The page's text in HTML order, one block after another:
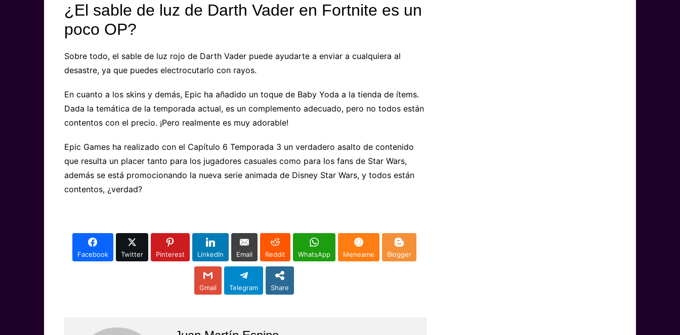
¿El sable de luz de Darth Vader en Fortnite es un
poco OP?
Sobre todo, el sable de luz rojo de Darth Vader puede ayudarte a enviar a cualquiera al
desastre, ya que puedes electrocutarlo con rayos.
En cuanto a los skins y demás, Epic ha añadido un toque de Baby Yoda a la tienda de ítems.
Dada la temática de la temporada actual, es un complemento adecuado, pero no todos están
contentos con el precio. ¡Pero realmente es muy adorable!
Epic Games ha realizado con el Capítulo 6 Temporada 3 un verdadero asalto de contenido
que resulta un placer tanto para los jugadores casuales como para los fans de Star Wars,
además se está promocionando la nueva serie animada de Disney Star Wars, y todos están
contentos, ¿verdad?
Facebook Twitter Pinterest LinkedIn Email Reddit WhatsApp Meneame Blogger
Gmail Telegram Share